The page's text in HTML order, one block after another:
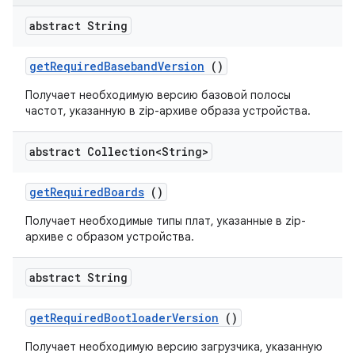
abstract String
getRequiredBasebandVersion ()
Получает необходимую версию базовой полосы
частот, указанную в zip-архиве образа устройства.
abstract Collection<String>
getRequiredBoards ()
Получает необходимые типы плат, указанные в zip-
архиве с образом устройства.
abstract String
getRequiredBootloaderVersion ()
Получает необходимую версию загрузчика, указанную